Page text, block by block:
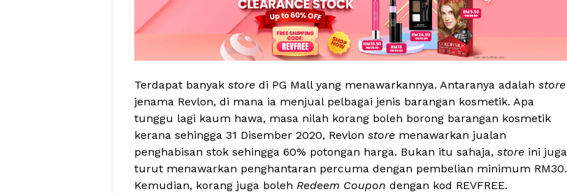
Terdapat banyak store di PG Mall yang menawarkannya. Antaranya adalah store
jenama Revlon, di mana ia menjual pelbagai jenis barangan kosmetik. Apa
tunggu lagi kaum hawa, masa nilah korang boleh borong barangan kosmetik
kerana sehingga 31 Disember 2020, Revlon store menawarkan jualan
penghabisan stok sehingga 60% potongan harga. Bukan itu sahaja, store ini juga
turut menawarkan penghantaran percuma dengan pembelian minimum RM30.
Kemudian, korang juga boleh Redeem Coupon dengan kod REVFREE.